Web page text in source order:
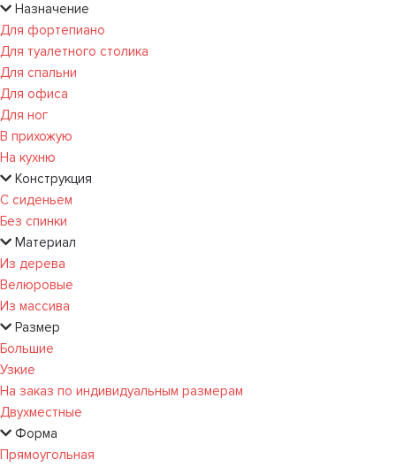
Назначение
Для фортепиано
Для туалетного столика
Для спальни
Для офиса
Для ног
В прихожую
На кухню
Конструкция
С сиденьем
Без спинки
Материал
Из дерева
Велюровые
Из массива
Размер
Большие
Узкие
На заказ по индивидуальным размерам
Двухместные
Форма
Прямоугольная